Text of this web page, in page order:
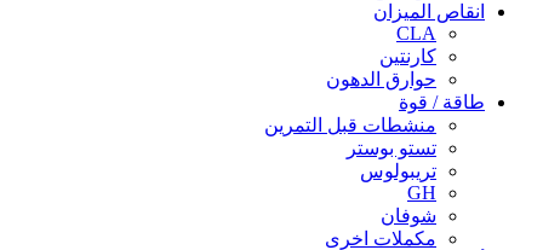
انقاص الميزان
CLA
كارنتين
حوارق الدهون
طاقة / قوة
منشطات قبل التمرين
تستو بوستر
تريبولوس
GH
شوفان
مكملات اخرى